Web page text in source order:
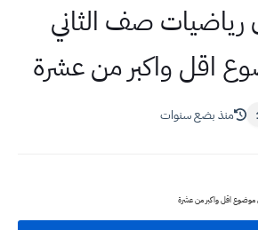
رياضيات صف الثاني
اقل واكبر من عشرة
منذ بضع سنوات
موضوع اقل واكبر من عشرة